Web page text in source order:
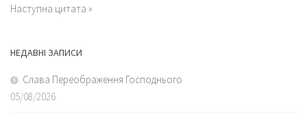
Наступна цитата »
НЕДАВНІ ЗАПИСИ
Слава Переображення Господнього
05/08/2026